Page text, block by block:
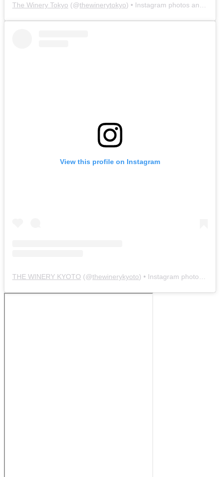
The Winery Tokyo (@thewinerytokyo) • Instagram photos and videos
View this profile on Instagram
THE WINERY KYOTO (@thewinerykyoto) • Instagram photos and videos